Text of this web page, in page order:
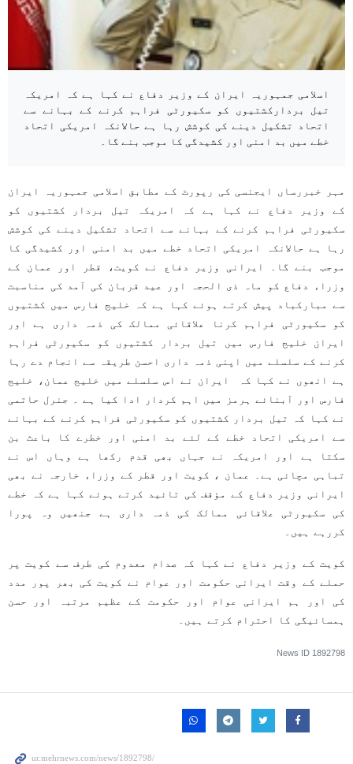
اسلامی جمہوریہ ایران کے وزیر دفاع نے کہا ہے کہ امریکہ
تیل بردارکشتیوں کو سکیورٹی فراہم کرنے کے بہانے سے
اتحاد تشکیل دینے کی کوشش رہا ہے حالانکہ امریکی اتحاد
خطے میں بد امنی اور کشیدگی کا موجب بنے گا۔
مہر خبررساں ایجنسی کی رپورٹ کے مطابق اسلامی جمہوریہ ایران
کے وزیر دفاع نے کہا ہے کہ امریکہ تیل بردار کشتیوں کو
سکیورٹی فراہم کرنے کے بہانے سے اتحاد تشکیل دینے کی کوشش
رہا ہے حالانکہ امریکی اتحاد خطے میں بد امنی اور کشیدگی کا
موجب بنے گا۔ ایرانی وزير دفاع نے کویت، قطر اور عمان کے
وزراء دفاع کو ماہ ذی الحجہ اور عید قربان کی آمد کی مناسبت
سے مبارکباد پیش کرتے ہوئے کہا ہے کہ خلیج فارس میں کشتیوں
کو سکیورٹی فراہم کرنا علاقائی ممالک کی ذمہ داری ہے اور
ایران خلیج فارس میں تیل بردار کشتیوں کو سکیورٹی فراہم
کرنے کے سلسلے میں اپنی ذمہ داری احسن طریقہ سے انجام دے رہا
ہے انھوں نے کہا کہ ایران نے اس سلسلے میں خلیج عمان، خلیج
فارس اور آبنائے ہرمز میں اہم کردار ادا کیا ہے ۔ جنرل حاتمی
نے کہا کہ تیل بردار کشتیوں کو سکیورٹی فراہم کرنے کے بہانے
سے امریکی اتحاد خطے کے لئے بد امنی اور خطرے کا باعث بن
سکتا ہے اور امریکہ نے جہاں بھی قدم رکھا ہے وہاں اس نے
تباہی مچائی ہے۔ عمان ، کویت اور قطر کے وزراء خارجہ نے بھی
ایرانی وزير دفاع کے مؤقف کی تائيد کرتے ہوئے کہا ہے کہ خطے
کی سکیورٹی علاقائی ممالک کی ذمہ داری ہے جنھیں وہ پورا
کررہے ہیں۔
کویت کے وزير دفاع نے کہا کہ صدام معدوم کی طرف سے کویت پر
حملے کے وقت ایرانی حکومت اور عوام نے کویت کی بھر پور مدد
کی اور ہم ایرانی عوام اور حکومت کے عظیم مرتبہ اور حسن
ہمسائیگی کا احترام کرتے ہیں۔
News ID 1892798